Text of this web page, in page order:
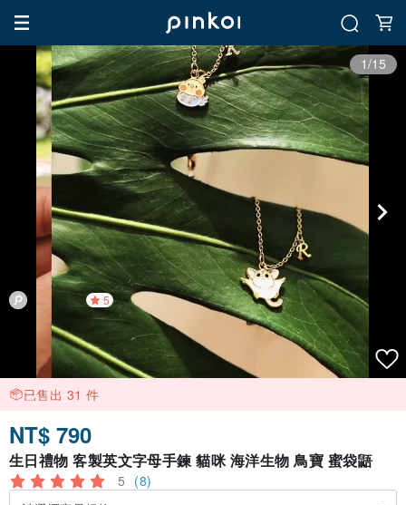
1/15
5
已售出 31 件
NT$ 790
生日禮物 客製英文字母手鍊 貓咪 海洋生物 鳥寶 蜜袋鼯
5 (8)